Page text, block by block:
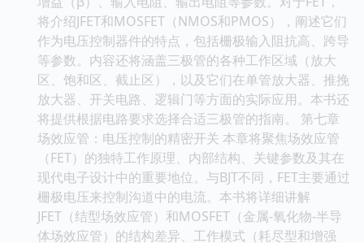
将介绍JFET和MOSFET（NMOS和PMOS），阐述它们
作为电压控制器件的特点，包括栅极输入阻抗高、跨导
等参数。内容还将涵盖三极管的各种工作区域（放大
区、饱和区、截止区），以及它们在单管放大器、推挽
放大器、开关电路、逻辑门等方面的实际应用。本书还
将提供根据电路要求选择合适三极管的指南。 第七章
场效应管：电压控制的精密开关 本章将聚焦场效应管
（FET）的独特工作原理、内部结构、关键参数及其在
现代电子设计中的重要地位。与BJT不同，FET主要通过
栅极电压来控制沟道中的电流。本书将详细讲解
JFET（结型场效应管）和MOSFET（金属-氧化物-半导
体场效应管）的结构差异、工作模式（耗尽型和增强